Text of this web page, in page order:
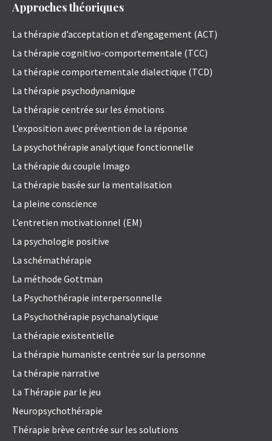
Approches théoriques
La thérapie d’acceptation et d’engagement (ACT)
La thérapie cognitivo-comportementale (TCC)
La thérapie comportementale dialectique (TCD)
La thérapie psychodynamique
La thérapie centrée sur les émotions
L’exposition avec prévention de la réponse
La psychothérapie analytique fonctionnelle
La thérapie du couple Imago
La thérapie basée sur la mentalisation
La pleine conscience
L’entretien motivationnel (EM)
La psychologie positive
La schémathérapie
La méthode Gottman
La Psychothérapie interpersonnelle
La Psychothérapie psychanalytique
La thérapie existentielle
La thérapie humaniste centrée sur la personne
La thérapie narrative
La Thérapie par le jeu
Neuropsychothérapie
Thérapie brève centrée sur les solutions